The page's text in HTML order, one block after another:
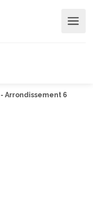
- Arrondissement 6